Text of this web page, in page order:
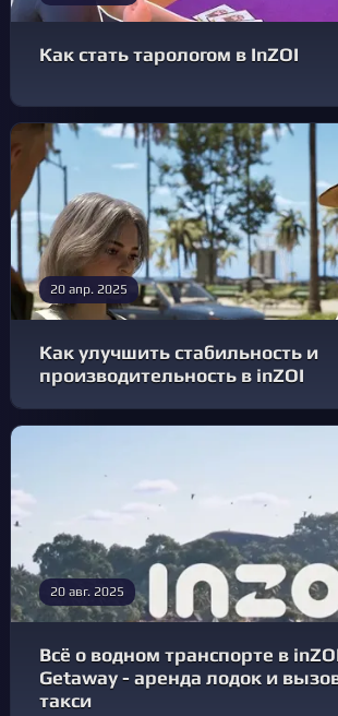
Как стать тарологом в InZOI
20 апр. 2025
Как улучшить стабильность и
производительность в inZOI
20 авг. 2025
Всё о водном транспорте в
Getaway - аренда лодок и
такси